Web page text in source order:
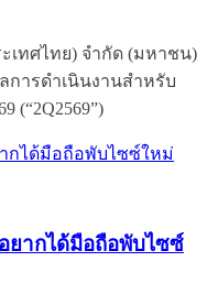
เทศไทย) จำกัด (มหาชน)
การดำเนินงานสำหรับ
(“2Q2569”)
ยากได้มือถือพับไซซ์